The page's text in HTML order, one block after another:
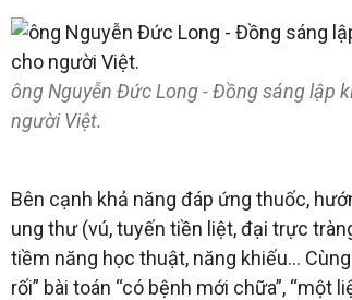
ông Nguyễn Đức Long - Đồng sáng lập
người Việt.
Bên cạnh khả năng đáp ứng thuốc,
ung thư (vú, tuyến tiền liệt, đại trực
tiềm năng học thuật, năng khiếu...
rối” bài toán “có bệnh mới chữa”,